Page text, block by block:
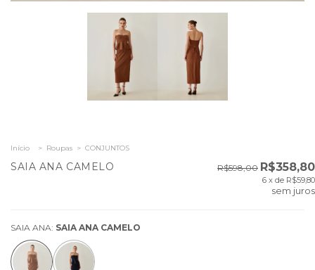
Início > Roupas > CONJUNTOS
SAIA ANA CAMELO R$598,00 R$358,80
6 x de R$59,80
sem juros
SAIA ANA: SAIA ANA CAMELO